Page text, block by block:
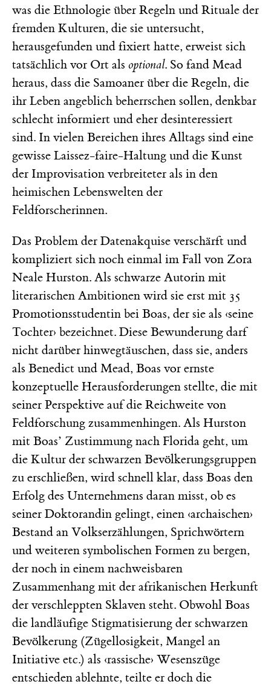
was die Ethnologie über Regeln und Rituale der
fremden Kulturen, die sie untersucht,
herausgefunden und fixiert hatte, erweist sich
tatsächlich vor Ort als optional. So fand Mead
heraus, dass die Samoaner über die Regeln, die
ihr Leben angeblich beherrschen sollen, denkbar
schlecht informiert und eher desinteressiert
sind. In vielen Bereichen ihres Alltags sind eine
gewisse Laissez-faire-Haltung und die Kunst
der Improvisation verbreiteter als in den
heimischen Lebenswelten der
Feldforscherinnen.
Das Problem der Datenakquise verschärft und
kompliziert sich noch einmal im Fall von Zora
Neale Hurston. Als schwarze Autorin mit
literarischen Ambitionen wird sie erst mit 35
Promotionsstudentin bei Boas, der sie als ‹seine
Tochter› bezeichnet. Diese Bewunderung darf
nicht darüber hinwegtäuschen, dass sie, anders
als Benedict und Mead, Boas vor ernste
konzeptuelle Herausforderungen stellte, die mit
seiner Perspektive auf die Reichweite von
Feldforschung zusammenhingen. Als Hurston
mit Boas’ Zustimmung nach Florida geht, um
die Kultur der schwarzen Bevölkerungsgruppen
zu erschließen, wird schnell klar, dass Boas den
Erfolg des Unternehmens daran misst, ob es
seiner Doktorandin gelingt, einen ‹archaischen›
Bestand an Volkserzählungen, Sprichwörtern
und weiteren symbolischen Formen zu bergen,
der noch in einem nachweisbaren
Zusammenhang mit der afrikanischen Herkunft
der verschleppten Sklaven steht. Obwohl Boas
die landläufige Stigmatisierung der schwarzen
Bevölkerung (Zügellosigkeit, Mangel an
Initiative etc.) als ‹rassische› Wesenszüge
entschieden ablehnte, teilte er doch die